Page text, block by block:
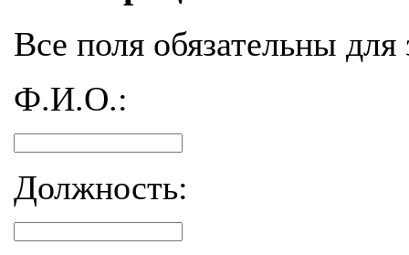
Все поля обязательны для
Ф.И.О.:
Должность: